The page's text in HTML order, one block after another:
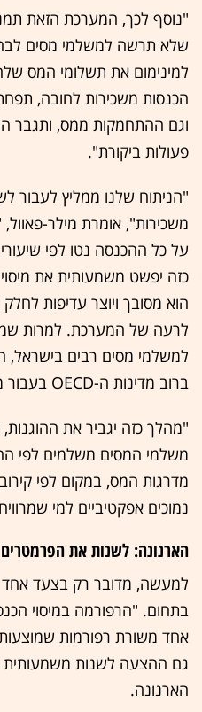
"נוסף לכך, המערכת הזאת
שלא תרשה למשלמי מסים
למינימום את תשלומי המס
הכנסות משכירות לחובה,
וגם ההתחמקות ממס, ותגבר
פעולות ביקורת".
"הניתוח שלנו ממליץ לעבור
משכירות", אומרת מילר-פאוול,
על כל ההכנסה נטו לפי
כזה יפשט משמעותית את
הוא מסובך ויוצר עדיפות לחלק
לרעה של המערכת. למרות
למשלמי מסים רבים בישראל,
ברוב מדינות ה-OECD בעבור מי שמרוויחים משכירות.
"מהלך כזה יגביר את
משלמי המסים משלמים לפי
מדרגות המס, במקום לפי
נמוכים אפקטיביים למי
הארנונה: לשנות את
למעשה, מדובר רק בצעד
בתחום. "הרפורמה במיסוי
גם ההצעה לשנות משמעותית
הארנונה.